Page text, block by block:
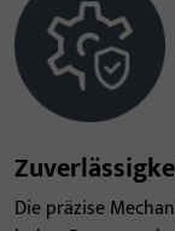
Die präzise